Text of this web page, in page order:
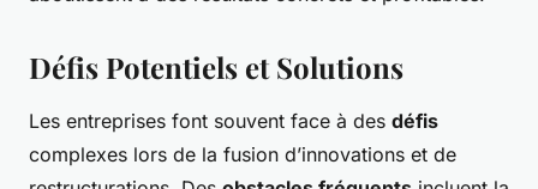
Défis Potentiels et Solutions
Les entreprises font souvent face à des défis
complexes lors de la fusion d’innovations et de